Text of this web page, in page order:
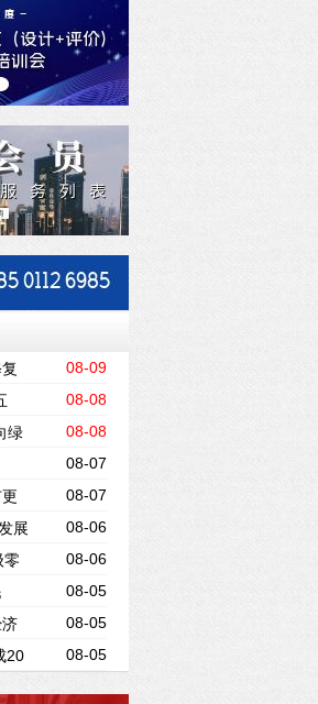
08-09
08-08
08-08
绿
08-07
08-07
08-06
展
业强省路线图
08-06
零
08-05
保护利用规
08-05
08-05
20